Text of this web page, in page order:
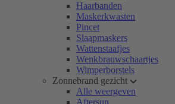
Haarbanden
Maskerkwasten
Pincet
Slaapmaskers
Wattenstaafjes
Wenkbrauwschaartjes
Wimperborstels
Zonnebrand gezicht
Alle weergeven
Aftersun